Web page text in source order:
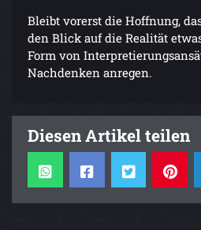
Bleibt vorerst die Hoffnung,
den Blick auf die Realität
Form von
Nachdenken anregen.
Diesen Artikel teilen